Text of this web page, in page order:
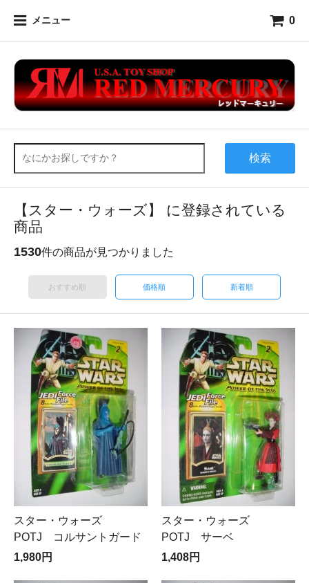
メニュー 0
検索
【スター・ウォーズ】 に登録されている
商品
1530件の商品が見つかりました
おすすめ順 価格順 新着順
スター・ウォーズ
POTJ コルサントガード
1,980円
スター・ウォーズ
POTJ サーベ
1,408円